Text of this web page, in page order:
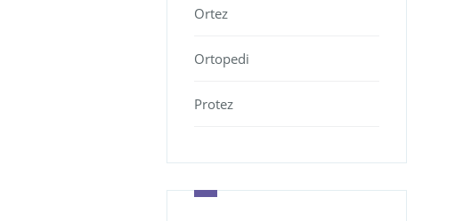
Ortez
Ortopedi
Protez